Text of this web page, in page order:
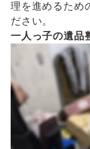
理を進めるため
ださい。
一人っ子の遺品